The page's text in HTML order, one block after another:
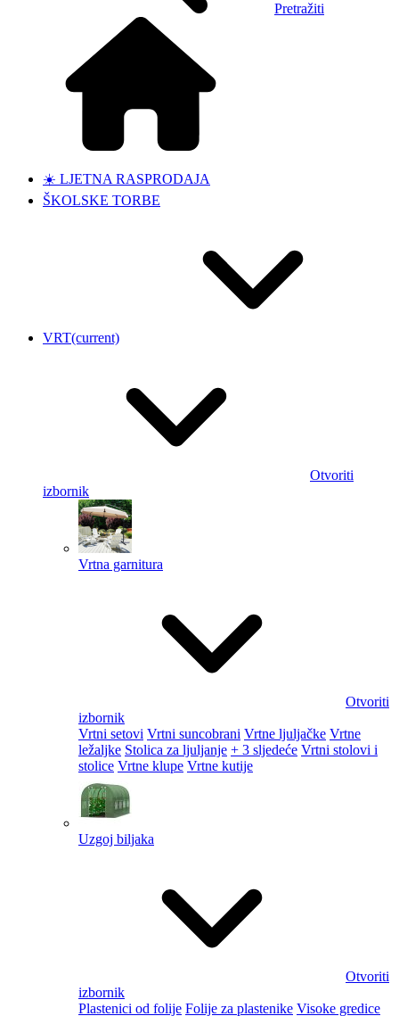
Pretražiti
☀️ LJETNA RASPRODAJA
ŠKOLSKE TORBE
VRT(current)
Otvoriti
izbornik
Vrtna garnitura
Otvoriti
izbornik
Vrtni setovi Vrtni suncobrani Vrtne ljuljačke Vrtne
ležaljke Stolica za ljuljanje + 3 sljedeće Vrtni stolovi i
stolice Vrtne klupe Vrtne kutije
Uzgoj biljaka
Otvoriti
izbornik
Plastenici od folije Folije za plastenike Visoke gredice